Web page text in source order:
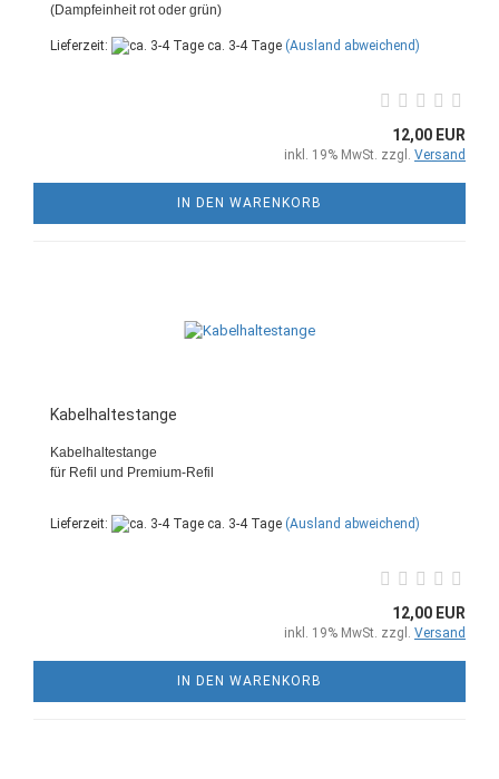
(Dampfeinheit rot oder grün)
Lieferzeit: ca. 3-4 Tage (Ausland abweichend)
12,00 EUR
inkl. 19% MwSt. zzgl. Versand
IN DEN WARENKORB
Kabelhaltestange
Kabelhaltestange
für Refil und Premium-Refil
Lieferzeit: ca. 3-4 Tage (Ausland abweichend)
12,00 EUR
inkl. 19% MwSt. zzgl. Versand
IN DEN WARENKORB